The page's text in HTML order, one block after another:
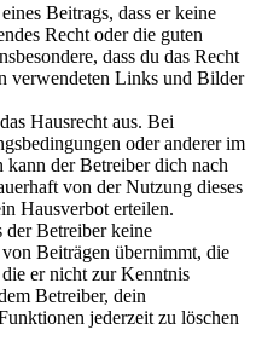
Beitrags, dass er keine
Recht oder die guten
dass du das Recht
verwendeten Links und Bilder
Hausrecht aus. Bei
oder anderer im
der Betreiber dich nach
von der Nutzung dieses
Hausverbot erteilen.
der Betreiber keine
Beiträgen übernimmt, die
er nicht zur Kenntnis
Betreiber, dein
jederzeit zu löschen